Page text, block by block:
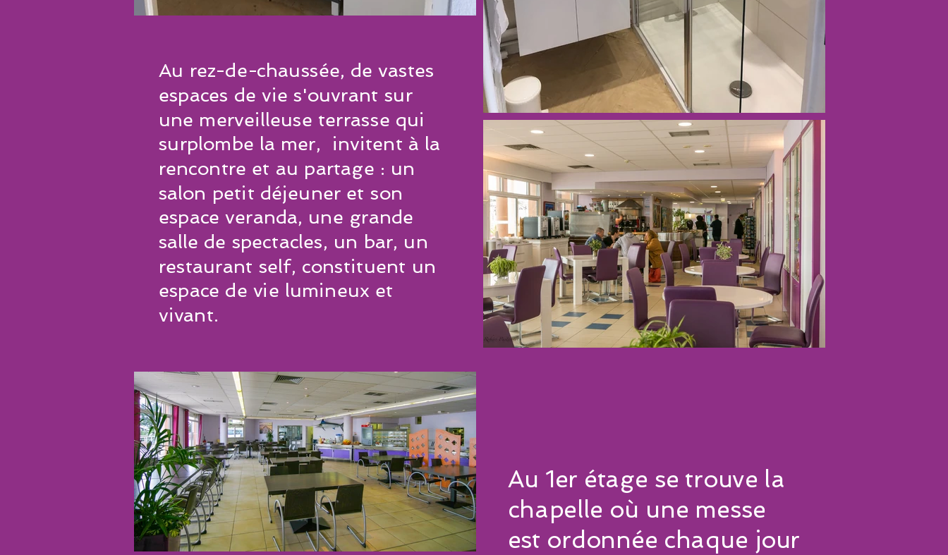
Au rez-de-chaussée, de vastes
espaces de vie s'ouvrant sur
une merveilleuse terrasse qui
surplombe la mer, invitent à la
rencontre et au partage : un
salon petit déjeuner et son
espace veranda, une grande
salle de spectacles, un bar, un
restaurant self, constituent un
espace de vie lumineux et
vivant.
Au 1er étage se trouve la
chapelle où une messe
est ordonnée chaque jour